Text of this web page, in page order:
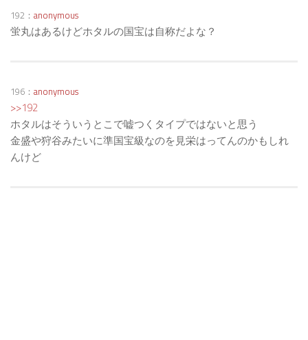
192： anonymous
蛍丸はあるけどホタルの国宝は自称だよな？
196： anonymous
>>192
ホタルはそういうとこで嘘つくタイプではないと思う
金盛や狩谷みたいに準国宝級なのを見栄はってんのかもしれ
んけど